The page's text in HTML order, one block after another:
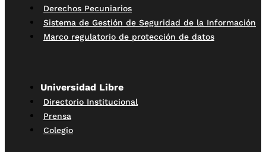
Derechos Pecuniarios
Sistema de Gestión de Seguridad de la Información
Marco regulatorio de protección de datos
Universidad Libre
Directorio Institucional
Prensa
Colegio